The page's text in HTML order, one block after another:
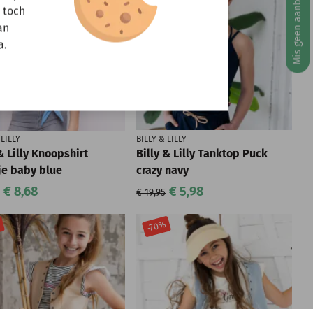
Lilly Knoopshirt
baby blue
€ 8,68
BILLY & LILLY
Billy & Lilly Tanktop Puck
crazy navy
€ 19,95 € 5,98
-70%
toch